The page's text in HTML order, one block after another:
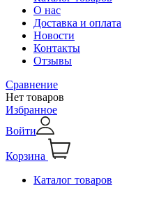
О нас
Доставка и оплата
Новости
Контакты
Отзывы
Сравнение
Нет товаров
Избранное
Войти
Корзина
Каталог товаров